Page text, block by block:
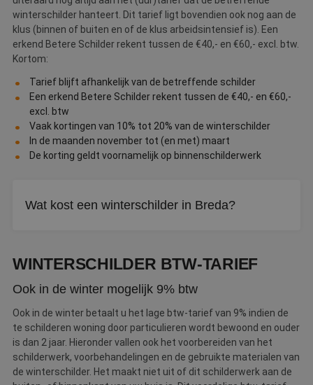
winterschilder hanteert. Dit tarief ligt bovendien ook nog aan de
klus (binnen of buiten en of de klus arbeidsintensief is). Een
erkend Betere Schilder rekent tussen de €40,- en €60,- excl. btw.
Kortom:
Tarief blijft afhankelijk van de betreffende schilder
Een erkend Betere Schilder rekent tussen de €40,- en €60,-
excl. btw
Vaak kortingen van 10% tot 20% van de winterschilder
In de maanden november tot (en met) maart
De korting geldt voornamelijk op binnenschilderwerk
Wat kost een winterschilder in Breda?
een korting bovenop.
WINTERSCHILDER BTW-TARIEF
Ook in de winter mogelijk 9% btw
Ook in de winter betaalt u het lage btw-tarief van 9% indien de
te schilderen woning door particulieren wordt bewoond en ouder
is dan 2 jaar. Hieronder vallen ook het voorbereiden van het
schilderwerk, voorbehandelingen en de gebruikte materialen van
de winterschilder. Het maakt niet uit of dit schilderwerk aan de